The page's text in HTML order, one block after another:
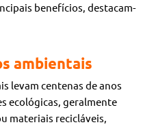
benefícios, destacam-
ambientais
levam centenas de anos
ecológicas, geralmente
materiais recicláveis,